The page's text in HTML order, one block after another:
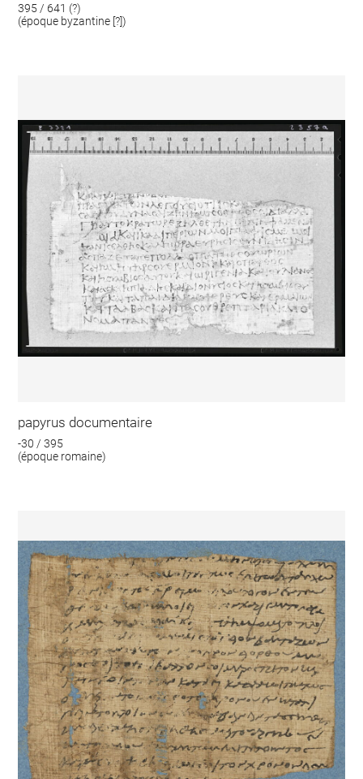
395 / 641 (?)
(époque byzantine [?])
papyrus documentaire
-30 / 395
(époque romaine)